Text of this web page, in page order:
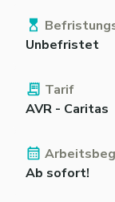
Unbefristet
Tarif
AVR - Caritas
Ab sofort!